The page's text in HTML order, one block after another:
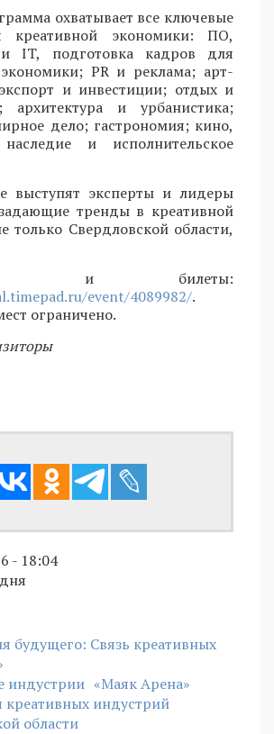
охватывает все ключевые
креативной экономики: ПО,
IT, подготовка кадров для
PR и реклама; арт-
и инвестиции; отдых и
архитектура и урбанистика;
дело; гастрономия; кино,
наследие и исполнительское
выступят эксперты и лидеры
тренды в креативной
только Свердловской области,
и билеты:
event/4089982/.
ограничено.
- 18:04
будущего: Связь креативных
индустрии «Маяк Арена»
креативных индустрий
области